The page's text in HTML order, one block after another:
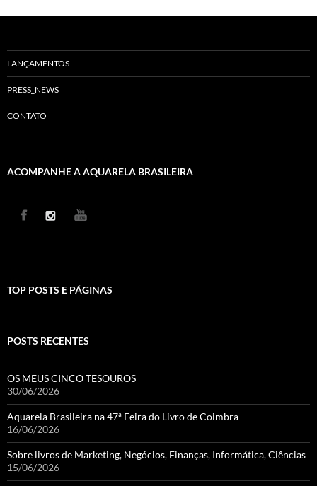
LANÇAMENTOS
PRESS_NEWS
CONTATO
ACOMPANHE A AQUARELA BRASILEIRA
TOP POSTS E PÁGINAS
POSTS RECENTES
OS MEUS CINCO TESOUROS
30/06/2026
Aquarela Brasileira na 47ª Feira do Livro de Coimbra
16/06/2026
Sobre livros de Marketing, Negócios, Finanças, Informática, Ciências
15/06/2026